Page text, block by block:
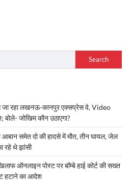
Search
जा रहा लखनऊ-कानपुर एक्सप्रेस वे, Video
जोखिम कौन उठाएगा?
समेत दो की हादसे में मौत, तीन घायल, जेल
रहे थे झांसी
ऑनलाइन पोस्ट पर बॉम्बे हाई कोर्ट की सख्त
हटाने का आदेश